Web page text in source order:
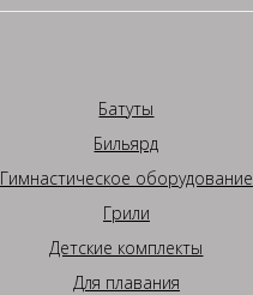
Батуты
Бильярд
Гимнастическое оборудование
Грили
Детские комплекты
Для плавания